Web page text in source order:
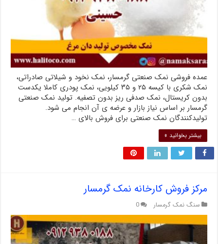
عمده فروشی نمک صنعتی گرمسار، نمک نخود و شیلاتی صادراتی،
نمک شکری با کیسه ۲۵ و ۳۵ کیلویی، نمک پودری کاملا یکدست
بدون کریستال، نمک صدفی ریز بدون تصفیه. تولید نمک صنعتی
گرمسار بر اساس نیاز بازار و عرضه ی آن انجام می شود.
تولیدکنندگان نمک صنعتی برای فروش بالای …
بیشتر بخوانید »
مرکز فروش کارخانه نمک گرمسار
سنگ نمک گرمسار 0